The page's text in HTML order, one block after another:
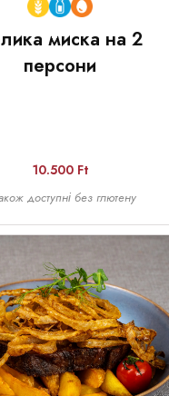
миска на 2
персони
10.500 Ft
доступні без глютену